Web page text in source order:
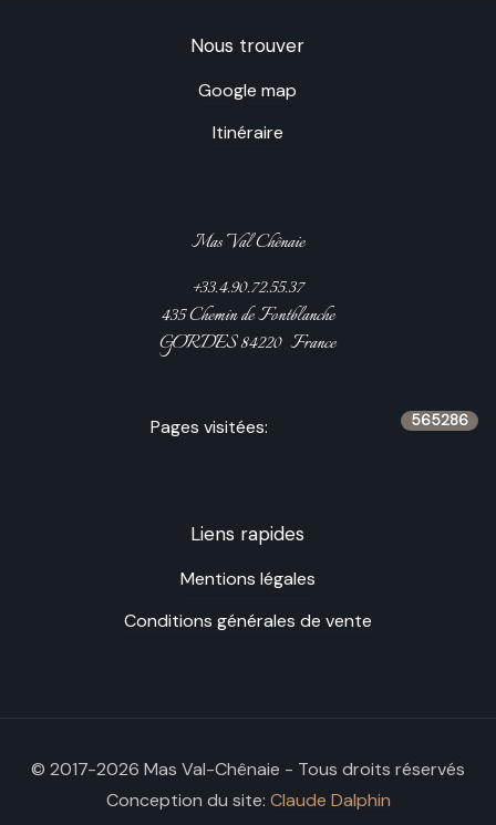
Nous trouver
Google map
Itinéraire
Mas Val Chênaie
+33.4.90.72.55.37
435 Chemin de Fontblanche
GORDES 84220 France
Pages visitées: 565286
Liens rapides
Mentions légales
Conditions générales de vente
© 2017-2026 Mas Val-Chênaie - Tous droits réservés
Conception du site: Claude Dalphin